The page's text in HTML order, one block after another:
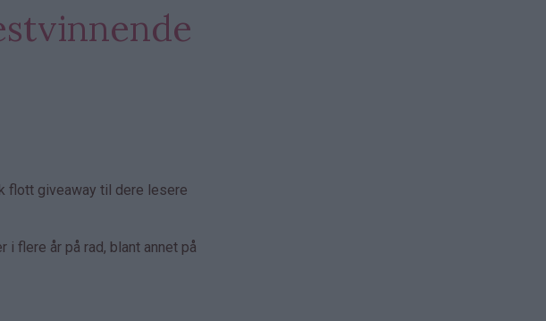
flott giveaway til dere lesere
i flere år på rad, blant annet på